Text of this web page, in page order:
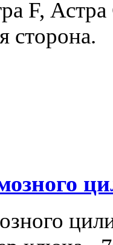
F,
сторона.